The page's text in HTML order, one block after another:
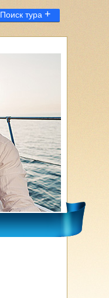
Поиск тура +